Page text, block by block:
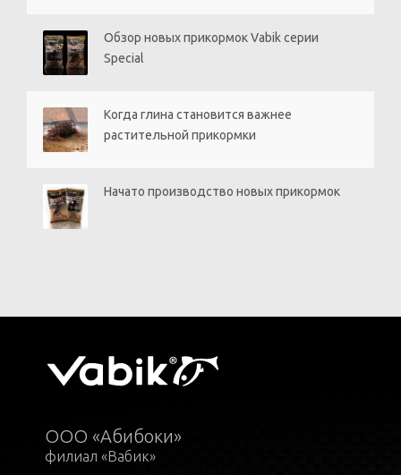
Обзор новых прикормок Vabik серии
Special
Когда глина становится важнее
растительной прикормки
Начато производство новых прикормок
ООО «Абибоки»
филиал «Вабик»